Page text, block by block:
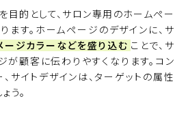
目的として、サロン専用のホームペー
ます。ホームページのデザインに、サ
ージカラーなどを盛り込む ことで、サ
が顧客に伝わりやすくなります。コン
サイトデザインは、ターゲットの属性
う。